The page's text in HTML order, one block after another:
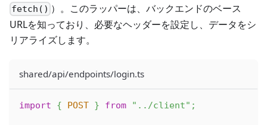
fetch() ）。このラッパーは、バックエンドのベース
URLを知っており、必要なヘッダーを設定し、データをシ
リアライズします。
shared/api/endpoints/login.ts
import { POST } from "../client" ;